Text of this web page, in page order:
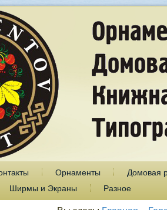
Орнаменты
Домовая
Ширмы и Экраны Разное